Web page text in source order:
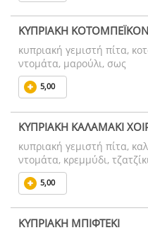
ΚΥΠΡΙΑΚΗ ΚΟΤΟΜΠΕΪΚΟΝ
κυπριακή γεμιστή πίτα,
ντομάτα, μαρούλι, σως
5,00
ΚΥΠΡΙΑΚΗ ΚΑΛΑΜΑΚΙ
κυπριακή γεμιστή πίτα,
ντομάτα, κρεμμύδι,
5,00
ΚΥΠΡΙΑΚΗ ΜΠΙΦΤΕΚΙ